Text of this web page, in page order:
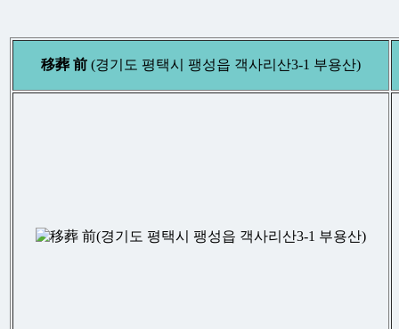
移葬 前 (경기도 평택시 팽성읍 객사리산3-1 부용산)